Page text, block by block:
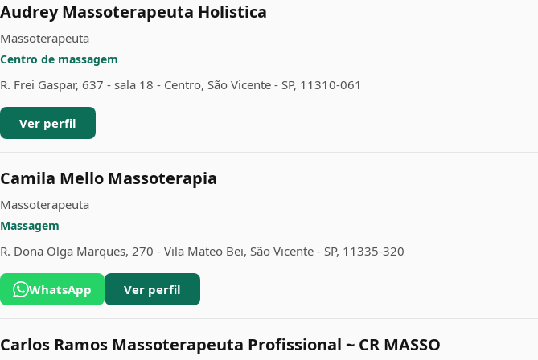
Audrey Massoterapeuta Holistica
Massoterapeuta
Centro de massagem
R. Frei Gaspar, 637 - sala 18 - Centro, São Vicente - SP, 11310-061
Ver perfil
Camila Mello Massoterapia
Massoterapeuta
Massagem
R. Dona Olga Marques, 270 - Vila Mateo Bei, São Vicente - SP, 11335-320
WhatsApp Ver perfil
Carlos Ramos Massoterapeuta Profissional ~ CR MASSO